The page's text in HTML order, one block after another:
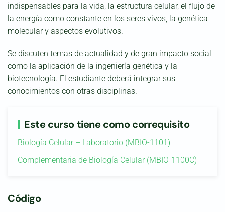
indispensables para la vida, la estructura celular, el flujo de
la energía como constante en los seres vivos, la genética
molecular y aspectos evolutivos.
Se discuten temas de actualidad y de gran impacto social
como la aplicación de la ingeniería genética y la
biotecnología. El estudiante deberá integrar sus
conocimientos con otras disciplinas.
Este curso tiene como correquisito
Biología Celular – Laboratorio (MBIO-1101)
Complementaria de Biología Celular (MBIO-1100C)
Código